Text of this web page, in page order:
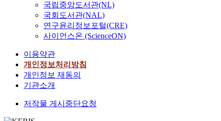
국립중앙도서관(NL)
국회도서관(NAL)
연구윤리정보포털(CRE)
사이언스온 (ScienceON)
이용약관
개인정보처리방침
개인정보 재동의
기관소개
저작물 게시중단요청